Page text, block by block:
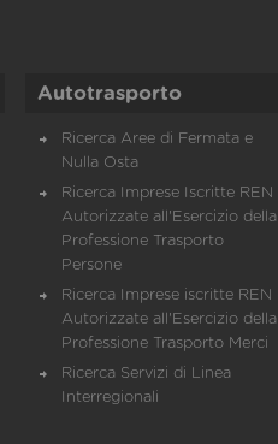
Autotrasporto
Ricerca Aree di Fermata e
Nulla Osta
Ricerca Imprese Iscritte REN
Autorizzate all'Esercizio della
Professione Trasporto
Persone
Ricerca Imprese iscritte REN
Autorizzate all'Esercizio della
Professione Trasporto Merci
Ricerca Servizi di Linea
Interregionali